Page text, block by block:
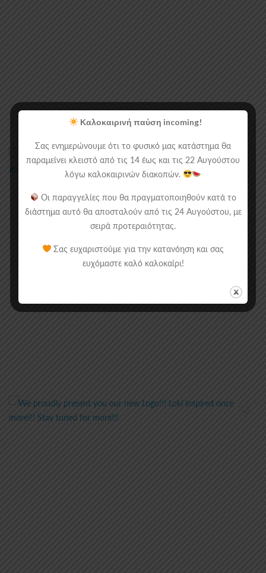
Καλοκαιρινή παύση incoming!
Σας ενημερώνουμε ότι το φυσικό μας κατάστημα θα
παραμείνει κλειστό από τις 14 έως και τις 22 Αυγούστου
λόγω καλοκαιρινών διακοπών.
Οι παραγγελίες που θα πραγματοποιηθούν κατά το
διάστημα αυτό θα αποσταλούν από τις 24 Αυγούστου, με
σειρά προτεραιότητας.
Σας ευχαριστούμε για την κατανόηση και σας
ευχόμαστε καλό καλοκαίρι!